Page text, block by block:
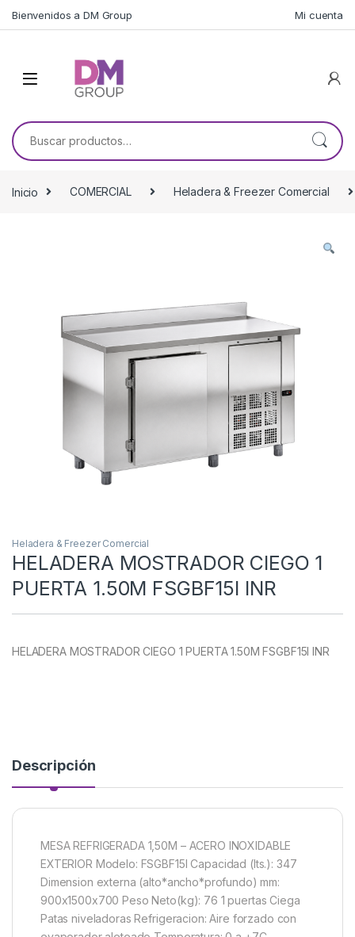
Bienvenidos a DM Group Mi cuenta
Buscar por:
Inicio COMERCIAL Heladera & Freezer Comercial
Heladera & Freezer Comercial
HELADERA MOSTRADOR CIEGO 1
PUERTA 1.50M FSGBF15I INR
HELADERA MOSTRADOR CIEGO 1 PUERTA 1.50M FSGBF15I INR
Descripción
MESA REFRIGERADA 1,50M – ACERO INOXIDABLE
EXTERIOR Modelo: FSGBF15I Capacidad (lts.): 347
Dimension externa (alto*ancho*profundo) mm:
900x1500x700 Peso Neto(kg): 76 1 puertas Ciega
Patas niveladoras Refrigeracion: Aire forzado con